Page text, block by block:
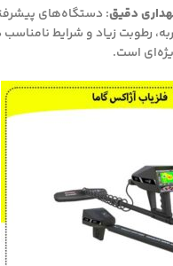
دقیق: دستگاه‌های
رطوبت زیاد و شرایط نامناسب
است.